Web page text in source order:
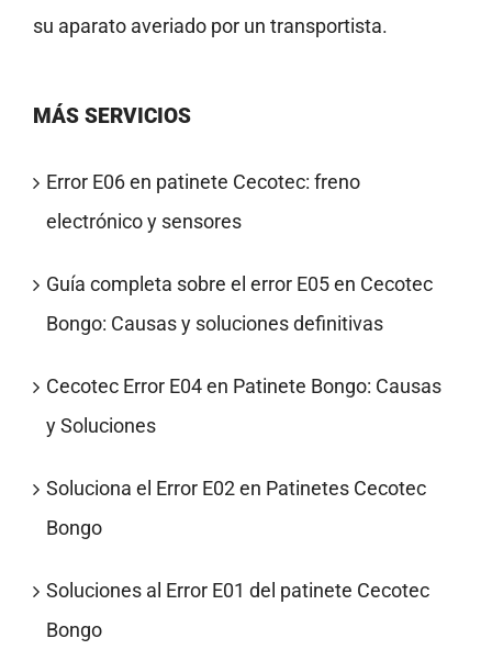
su aparato averiado por un transportista.
MÁS SERVICIOS
Error E06 en patinete Cecotec: freno
electrónico y sensores
Guía completa sobre el error E05 en Cecotec
Bongo: Causas y soluciones definitivas
Cecotec Error E04 en Patinete Bongo: Causas
y Soluciones
Soluciona el Error E02 en Patinetes Cecotec
Bongo
Soluciones al Error E01 del patinete Cecotec
Bongo